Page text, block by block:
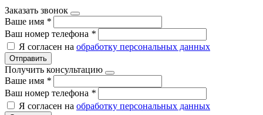
Заказать звонок
Ваше имя *
Ваш номер телефона *
Я согласен на обработку персональных данных
Отправить
Получить консультацию
Ваше имя *
Ваш номер телефона *
Я согласен на обработку персональных данных